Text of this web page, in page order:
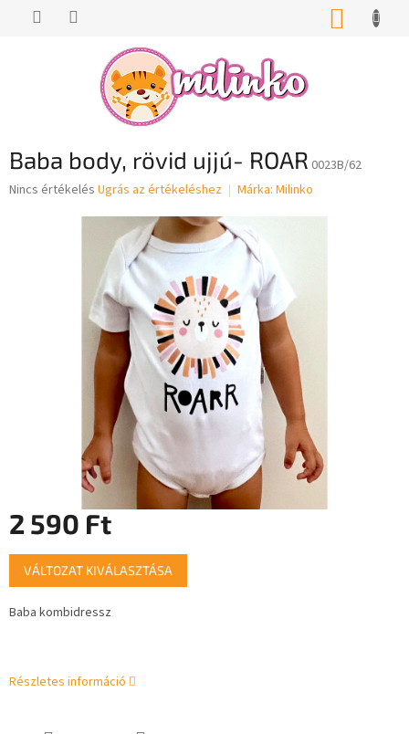
KOSÁR
Baba body, rövid ujjú- ROAR 0023B/62
A
Nincs értékelés Ugrás az értékeléshez Márka: Milinko
2 590 Ft
Egységár:
VÁLTOZAT KIVÁLASZTÁSA
Baba kombidressz
Részletes információ